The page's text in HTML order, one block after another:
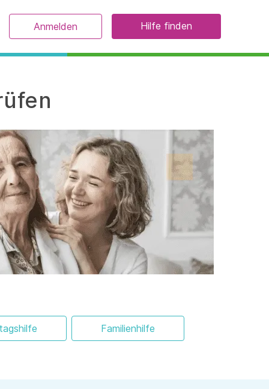
Anmelden Hilfe finden
Familienhilfe